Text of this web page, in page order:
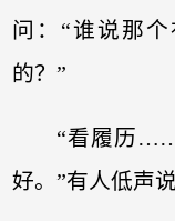
问：“谁说那
的？”
“看履历
好。”有人低声说